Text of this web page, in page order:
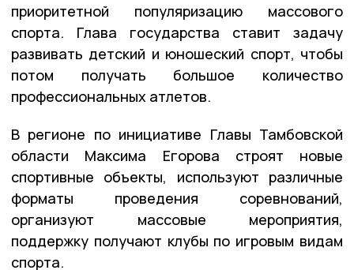
приоритетной популяризацию массового
спорта. Глава государства ставит задачу
развивать детский и юношеский спорт, чтобы
потом получать большое количество
профессиональных атлетов.
В регионе по инициативе Главы Тамбовской
области Максима Егорова строят новые
спортивные объекты, используют различные
форматы проведения соревнований,
организуют массовые мероприятия,
поддержку получают клубы по игровым видам
спорта.